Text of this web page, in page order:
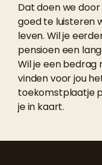
Dat doen we
goed te luisteren
leven. Wil je
pensioen een
Wil je een bedrag
vinden voor jou
toekomstplaatje
je in kaart.